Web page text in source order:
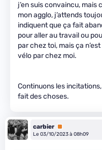
j’en suis convaincu, mais
mon agglo, j’attends
indiquent que ça fait
pour aller au travail ou
par chez toi, mais ça
vélo par chez moi.
Continuons les
fait des choses.
carbier Premium
Le 03/10/2023 à 08h09